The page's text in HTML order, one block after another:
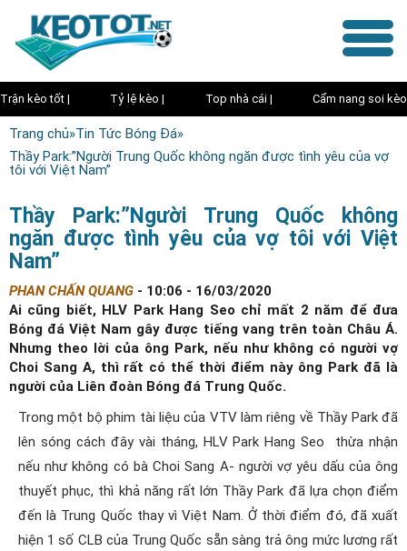
Trận kèo tốt | Tỷ lệ kèo | Top nhà cái | Cẩm nang soi kèo
Trang chủ»Tin Tức Bóng Đá»
Thầy Park:”Người Trung Quốc không ngăn được tình yêu của vợ
tôi với Việt Nam”
Thầy Park:”Người Trung Quốc không
ngăn được tình yêu của vợ tôi với Việt
Nam”
PHAN CHẤN QUANG - 10:06 - 16/03/2020
Ai cũng biết, HLV Park Hang Seo chỉ mất 2 năm để đưa
Bóng đá Việt Nam gây được tiếng vang trên toàn Châu Á.
Nhưng theo lời của ông Park, nếu như không có người vợ
Choi Sang A, thì rất có thể thời điểm này ông Park đã là
người của Liên đoàn Bóng đá Trung Quốc.
Trong một bộ phim tài liệu của VTV làm riêng về Thầy Park đã
lên sóng cách đây vài tháng, HLV Park Hang Seo thừa nhận
nếu như không có bà Choi Sang A- người vợ yêu dấu của ông
thuyết phục, thì khả năng rất lớn Thầy Park đã lựa chọn điểm
đến là Trung Quốc thay vì Việt Nam. Ở thời điểm đó, đã xuất
hiện 1 số CLB của Trung Quốc sẵn sàng trả ông mức lương rất